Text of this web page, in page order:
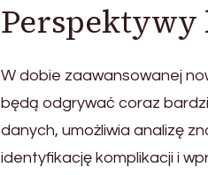
W dobie zaawansowanej
będą odgrywać coraz
danych, umożliwia analizę
identyfikację komplikacji i